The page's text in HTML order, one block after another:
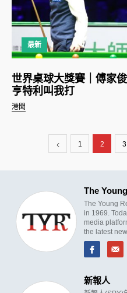
最新
港聞
世界桌球大獎賽｜傅家
亨特利叫我打
1 2 3
The
The Young
in 1969.
media
the latest
新報人